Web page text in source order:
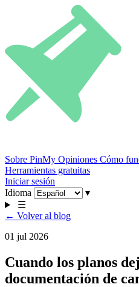
Sobre PinMy Opiniones Cómo
Herramientas gratuitas
Iniciar sesión
Idioma
▾
☰
← Volver al blog
01 jul 2026
Cuando los planos
documentación de